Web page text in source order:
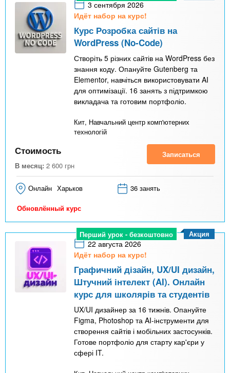
3 сентября 2026
Идёт набор на курс!
Курс Розробка сайтів на
WordPress (No-Code)
Створіть 5 різних сайтів на WordPress без
знання коду. Опануйте Gutenberg та
Elementor, навчіться використовувати AI
для оптимізації. 16 занять з підтримкою
викладача та готовим портфоліо.
Кит, Навчальний центр комп'ютерних
технологій
Стоимость
В месяц: 2 600 грн
Записаться
Онлайн Харьков 36 занять
Обновлённый курс
Перший урок - безкоштовно
22 августа 2026
Идёт набор на курс!
Графичний дізайн, UX/UI дизайн,
Штучний інтелект (AI). Онлайн
курс для школярів та студентів
UX/UI дизайнер за 16 тижнів. Опануйте
Figma, Photoshop та AI-інструменти для
створення сайтів і мобільних застосунків.
Готове портфоліо для старту кар'єри у
сфері IT.
Акция